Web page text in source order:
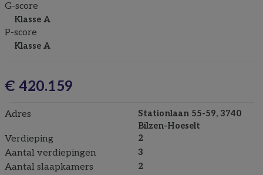
G-score
Klasse A
P-score
Klasse A
€ 420.159
Adres
Stationlaan 55-59, 3740
Bilzen-Hoeselt
Verdieping 2
Aantal verdiepingen 3
Aantal slaapkamers 2